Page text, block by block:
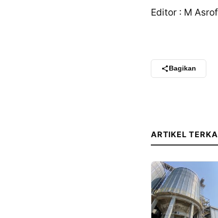
Editor : M
Bagikan
ARTIKEL